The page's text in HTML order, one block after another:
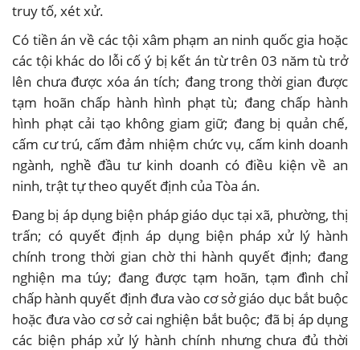
truy tố, xét xử.
Có tiền án về các tội xâm phạm an ninh quốc gia hoặc
các tội khác do lỗi cố ý bị kết án từ trên 03 năm tù trở
lên chưa được xóa án tích; đang trong thời gian được
tạm hoãn chấp hành hình phạt tù; đang chấp hành
hình phạt cải tạo không giam giữ; đang bị quản chế,
cấm cư trú, cấm đảm nhiệm chức vụ, cấm kinh doanh
ngành, nghề đầu tư kinh doanh có điều kiện về an
ninh, trật tự theo quyết định của Tòa án.
Đang bị áp dụng biện pháp giáo dục tại xã, phường, thị
trấn; có quyết định áp dụng biện pháp xử lý hành
chính trong thời gian chờ thi hành quyết định; đang
nghiện ma túy; đang được tạm hoãn, tạm đình chỉ
chấp hành quyết định đưa vào cơ sở giáo dục bắt buộc
hoặc đưa vào cơ sở cai nghiện bắt buộc; đã bị áp dụng
các biện pháp xử lý hành chính nhưng chưa đủ thời